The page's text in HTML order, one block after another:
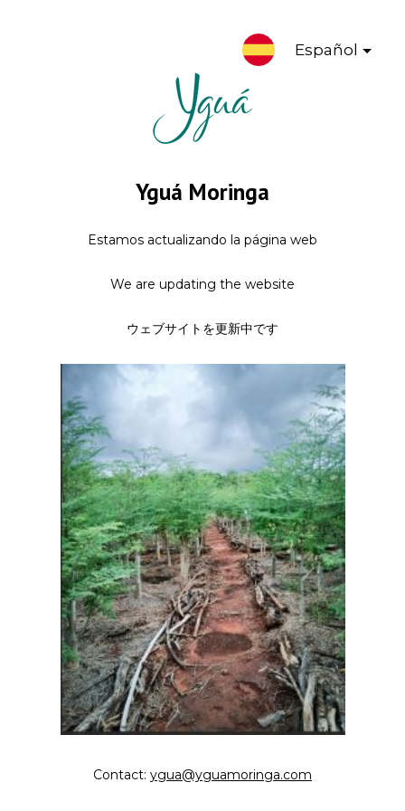
Español
Yguá Moringa
Estamos actualizando la página web
We are updating the website
ウェブサイトを更新中です
Contact: ygua@yguamoringa.com